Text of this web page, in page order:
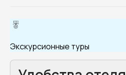
Экскурсионные туры